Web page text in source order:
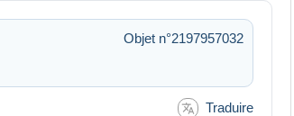
Objet n°2197957032
Traduire